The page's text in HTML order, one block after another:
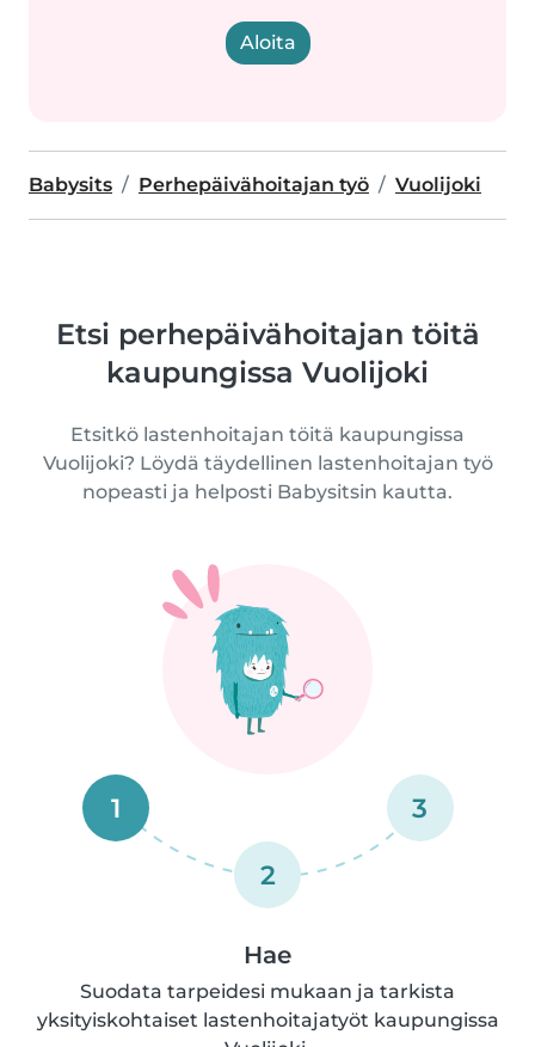
Aloita
Babysits Perhepäivähoitajan työ Vuolijoki
Etsi perhepäivähoitajan töitä
kaupungissa Vuolijoki
Etsitkö lastenhoitajan töitä kaupungissa
Vuolijoki? Löydä täydellinen lastenhoitajan työ
nopeasti ja helposti Babysitsin kautta.
1
2
3
Hae
Suodata tarpeidesi mukaan ja tarkista
yksityiskohtaiset lastenhoitajatyöt kaupungissa